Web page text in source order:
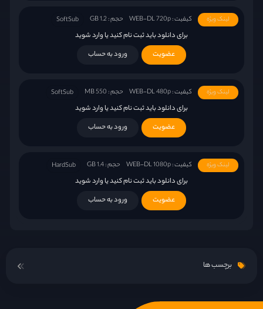
لینک ویژه کیفیت : WEB-DL 720p حجم : 1.2 GB SoftSub
برای دانلود باید ثبت نام کنید یا وارد شوید
عضویت
ورود به حساب
لینک ویژه کیفیت : WEB-DL 480p حجم : 550 MB SoftSub
برای دانلود باید ثبت نام کنید یا وارد شوید
عضویت
ورود به حساب
لینک ویژه کیفیت : WEB-DL 1080p حجم : 1.4 GB HardSub
برای دانلود باید ثبت نام کنید یا وارد شوید
عضویت
ورود به حساب
برچسب ها